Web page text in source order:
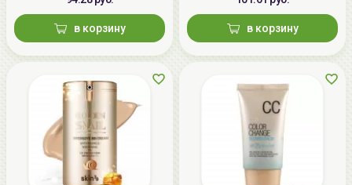
в корзину в корзину